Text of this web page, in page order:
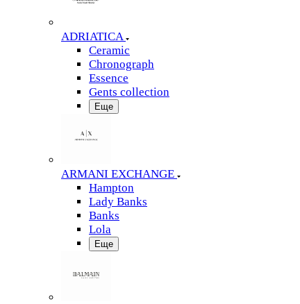
ADRIATICA
Ceramic
Chronograph
Essence
Gents collection
Еще
ARMANI EXCHANGE
Hampton
Lady Banks
Banks
Lola
Еще